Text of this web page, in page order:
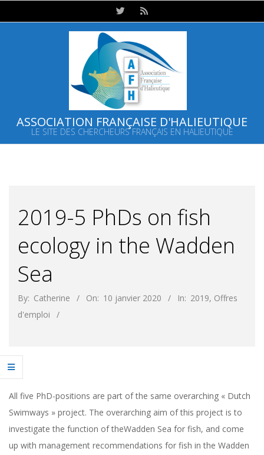
to
ASSOCIATION FRANÇAISE D'HALIEUTIQUE
LE SITE DES CHERCHEURS FRANÇAIS EN HALIEUTIQUE
2019-5 PhDs on fish
ecology in the Wadden
Sea
By: Catherine On: 10 janvier 2020 In: 2019, Offres
d'emploi
All five PhD-positions are part of the same overarching « Dutch
Swimways » project. The overarching aim of this project is to
investigate the function of theWadden Sea for fish, and come
up with management recommendations for fish in the Wadden